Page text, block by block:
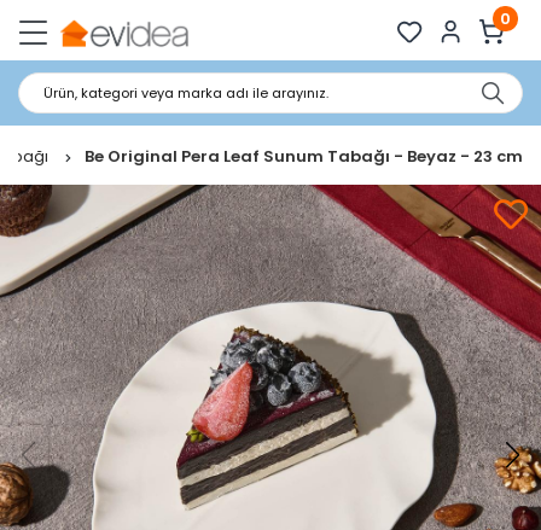
0
Ürün, kategori veya marka adı ile arayınız.
Be Original Pera Leaf Sunum Tabağı - Beyaz - 23 cm